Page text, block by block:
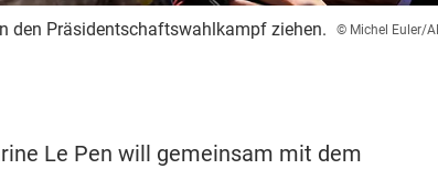
den Präsidentschaftswahlkampf ziehen. © Michel Euler/
Le Pen will gemeinsam mit dem